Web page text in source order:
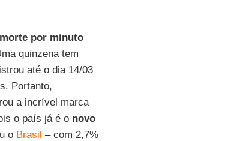
por minuto
quinzena tem
até o dia 14/03
Portanto,
a incrível marca
o país já é o novo
o Brasil – com 2,7%